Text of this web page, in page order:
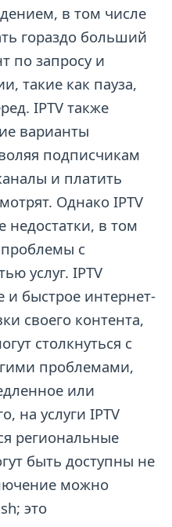
в том числе
гораздо больший
по запросу и
такие как пауза,
IPTV также
варианты
подписчикам
и платить
Однако IPTV
недостатки, в том
с
услуг. IPTV
и быстрое интернет-
своего контента,
столкнуться с
проблемами,
или
на услуги IPTV
региональные
быть доступны не
можно
это